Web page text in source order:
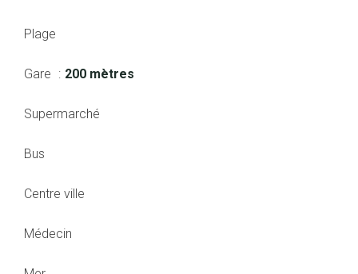
Plage
Gare 200 mètres
Supermarché
Bus
Centre ville
Médecin